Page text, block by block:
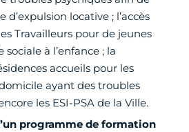
d’expulsion locative ; l’accès
Travailleurs pour de jeunes
sociale à l’enfance ; la
accueils pour les
ayant des troubles
les ESI-PSA de la Ville.
programme de formation